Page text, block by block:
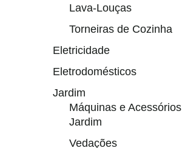
Lava-Louças
Torneiras de Cozinha
Eletricidade
Eletrodomésticos
Jardim
Máquinas e Acessórios
Jardim
Vedações